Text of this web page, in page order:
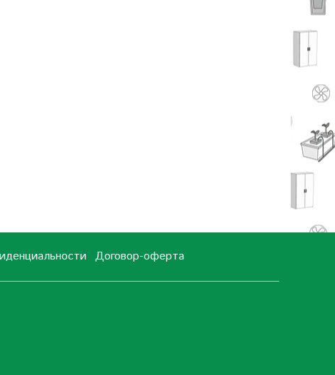
Договор-оферта